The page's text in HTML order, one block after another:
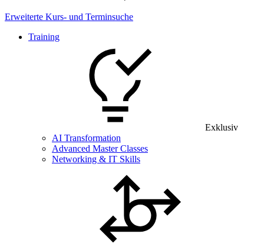
Erweiterte Kurs- und Terminsuche
Training
Exklusiv
AI Transformation
Advanced Master Classes
Networking & IT Skills